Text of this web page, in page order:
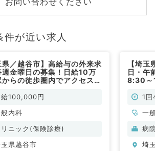
件が近い求人
県／越谷市】高給与の外来求
週金曜日の募集！日給10万
からの徒歩圏内でアクセス至
給100,000円
内科
リニック(保険診療)
県越谷市
【埼
日・午
8:30～
診の
1
一
病
埼